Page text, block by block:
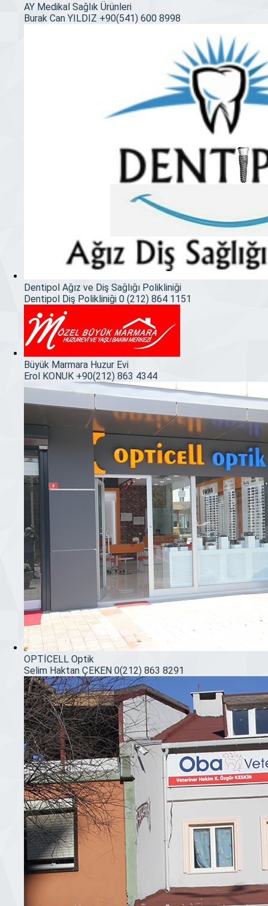
AY Medikal Sağlık Ürünleri
Burak Can YILDIZ +90(541) 600 8998
Dentipol Ağız ve Diş Sağlığı Polikliniği
Dentipol Diş Polikliniği 0 (212) 864 1151
Büyük Marmara Huzur Evi
Erol KONUK +90(212) 863 4344
OPTİCELL Optik
Selim Haktan ÇEKEN 0(212) 863 8291